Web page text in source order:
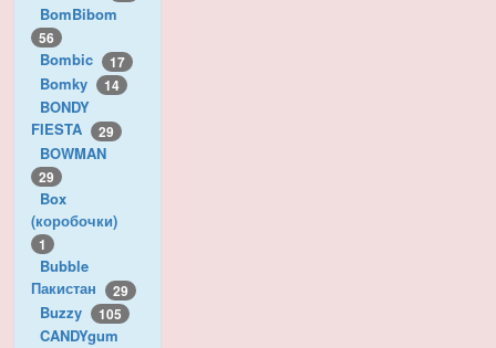
BomBibom
56
Bombic 17
Bomky 14
BONDY
FIESTA
29
BOWMAN
29
Box
(коробочки)
1
Bubble
Пакистан
29
Buzzy 105
CANDYgum